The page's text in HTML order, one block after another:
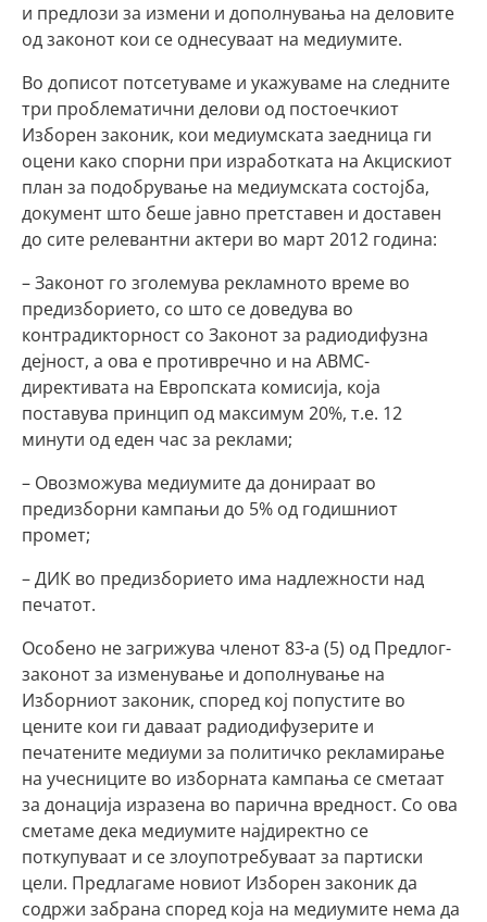
и предлози за измени и дополнувања на деловите
од законот кои се однесуваат на медиумите.
Во дописот потсетуваме и укажуваме на следните
три проблематични делови од постоечкиот
Изборен законик, кои медиумската заедница ги
оцени како спорни при изработката на Акцискиот
план за подобрување на медиумската состојба,
документ што беше јавно претставен и доставен
до сите релевантни актери во март 2012 година:
– Законот го зголемува рекламното време во
предизборието, со што се доведува во
контрадикторност со Законот за радиодифузна
дејност, а ова е противречно и на АВМС-
директивата на Европската комисија, која
поставува принцип од максимум 20%, т.е. 12
минути од еден час за реклами;
– Овозможува медиумите да донираат во
предизборни кампањи до 5% од годишниот
промет;
– ДИК во предизборието има надлежности над
печатот.
Особено не загрижува членот 83-а (5) од Предлог-
законот за изменување и дополнување на
Изборниот законик, според кој попустите во
цените кои ги даваат радиодифузерите и
печатените медиуми за политичко рекламирање
на учесниците во изборната кампања се сметаат
за донација изразена во парична вредност. Со ова
сметаме дека медиумите најдиректно се
поткупуваат и се злоупотребуваат за партиски
цели. Предлагаме новиот Изборен законик да
содржи забрана според која на медиумите нема да